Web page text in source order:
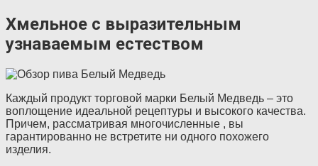
Хмельное с выразительным
узнаваемым естеством
Каждый продукт торговой марки Белый Медведь – это
воплощение идеальной рецептуры и высокого качества.
Причем, рассматривая многочисленные , вы
гарантированно не встретите ни одного похожего
изделия.